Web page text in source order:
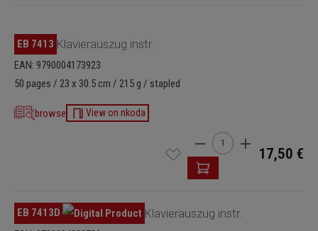
EB 7413 Klavierauszug instr.
EAN: 9790004173923
50 pages / 23 x 30.5 cm / 215 g / stapled
browse View on nkoda
Product Quantity:
17,50 €
EB 7413D Klavierauszug instr.